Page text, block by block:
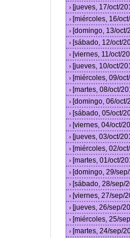
› [jueves, 17/oct/
› [miércoles, 16/
› [domingo, 13/
› [sábado, 12/oct/
› [viernes, 11/oct/
› [jueves, 10/oct/
› [miércoles, 09/
› [martes, 08/oct/
› [domingo, 06/
› [sábado, 05/oct/
› [viernes, 04/oct/
› [jueves, 03/oct/
› [miércoles, 02/
› [martes, 01/oct/
› [domingo, 29/
› [sábado, 28/sep/
› [viernes, 27/sep/
› [jueves, 26/sep/
› [miércoles, 25/
› [martes, 24/sep/